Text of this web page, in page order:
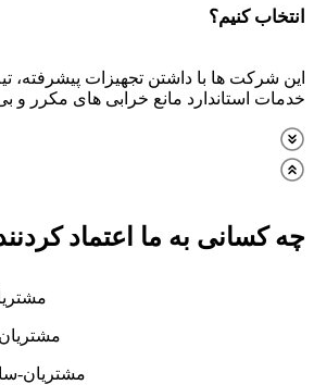
انتخاب کنیم؟
این شرکت ها با داشتن تجهیزات پیشرفته،
خدمات استاندارد مانع خرابی های مکرر و
چه کسانی به ما اعتماد